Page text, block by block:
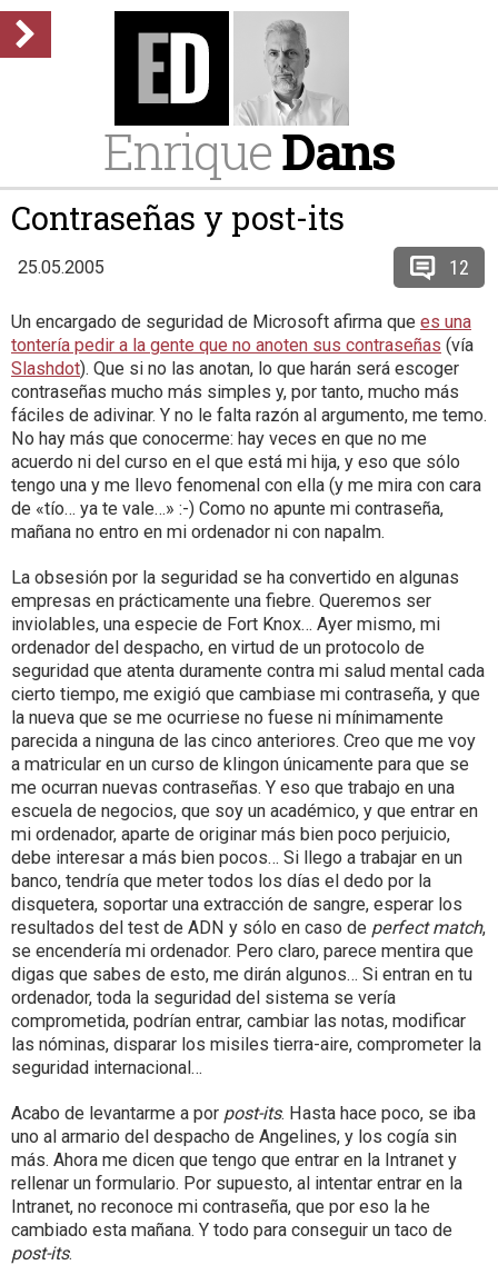
EnriqueDans
Contraseñas y post-its
25.05.2005 12
Un encargado de seguridad de Microsoft afirma que es una
tontería pedir a la gente que no anoten sus contraseñas (vía
Slashdot). Que si no las anotan, lo que harán será escoger
contraseñas mucho más simples y, por tanto, mucho más
fáciles de adivinar. Y no le falta razón al argumento, me temo.
No hay más que conocerme: hay veces en que no me
acuerdo ni del curso en el que está mi hija, y eso que sólo
tengo una y me llevo fenomenal con ella (y me mira con cara
de «tío… ya te vale…» :-) Como no apunte mi contraseña,
mañana no entro en mi ordenador ni con napalm.
La obsesión por la seguridad se ha convertido en algunas
empresas en prácticamente una fiebre. Queremos ser
inviolables, una especie de Fort Knox… Ayer mismo, mi
ordenador del despacho, en virtud de un protocolo de
seguridad que atenta duramente contra mi salud mental cada
cierto tiempo, me exigió que cambiase mi contraseña, y que
la nueva que se me ocurriese no fuese ni mínimamente
parecida a ninguna de las cinco anteriores. Creo que me voy
a matricular en un curso de klingon únicamente para que se
me ocurran nuevas contraseñas. Y eso que trabajo en una
escuela de negocios, que soy un académico, y que entrar en
mi ordenador, aparte de originar más bien poco perjuicio,
debe interesar a más bien pocos… Si llego a trabajar en un
banco, tendría que meter todos los días el dedo por la
disquetera, soportar una extracción de sangre, esperar los
resultados del test de ADN y sólo en caso de perfect match,
se encendería mi ordenador. Pero claro, parece mentira que
digas que sabes de esto, me dirán algunos… Si entran en tu
ordenador, toda la seguridad del sistema se vería
comprometida, podrían entrar, cambiar las notas, modificar
las nóminas, disparar los misiles tierra-aire, comprometer la
seguridad internacional…
Acabo de levantarme a por post-its. Hasta hace poco, se iba
uno al armario del despacho de Angelines, y los cogía sin
más. Ahora me dicen que tengo que entrar en la Intranet y
rellenar un formulario. Por supuesto, al intentar entrar en la
Intranet, no reconoce mi contraseña, que por eso la he
cambiado esta mañana. Y todo para conseguir un taco de
post-its.